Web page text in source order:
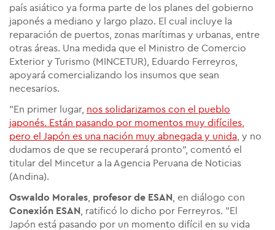
país asiático ya forma parte de los planes del gobierno
japonés a mediano y largo plazo. El cual incluye la
reparación de puertos, zonas marítimas y urbanas, entre
otras áreas. Una medida que el Ministro de Comercio
Exterior y Turismo (MINCETUR), Eduardo Ferreyros,
apoyará comercializando los insumos que sean
necesarios.
"En primer lugar, nos solidarizamos con el pueblo
japonés. Están pasando por momentos muy difíciles,
pero el Japón es una nación muy abnegada y unida , y no
dudamos de que se recuperará pronto", comentó el
titular del Mincetur a la Agencia Peruana de Noticias
(Andina).
Oswaldo Morales profesor de ESAN
, en diálogo con
Conexión ESAN
, ratificó lo dicho por Ferreyros. "El
Japón está pasando por un momento difícil en su vida